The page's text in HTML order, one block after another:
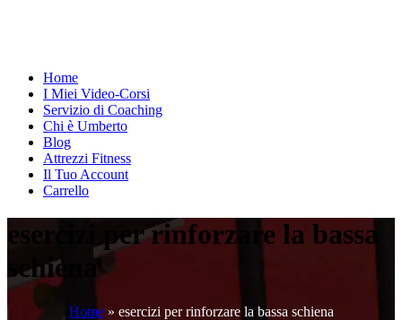
Home
I Miei Video-Corsi
Servizio di Coaching
Chi è Umberto
Blog
Attrezzi Fitness
Il Tuo Account
Carrello
esercizi per rinforzare la bassa
schiena
Home» esercizi per rinforzare la bassa schiena